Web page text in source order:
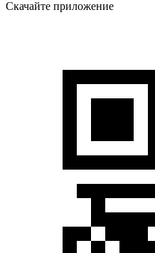
Скачайте приложение